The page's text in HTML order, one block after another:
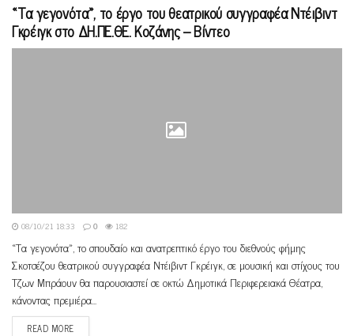
«Τα γεγονότα», το έργο του θεατρικού συγγραφέα Ντέιβιντ
Γκρέιγκ στο ΔΗ.ΠΕ.ΘΕ. Κοζάνης – Βίντεο
08/10/21 18:33 0 182
«Τα γεγονότα», το σπουδαίο και ανατρεπτικό έργο του διεθνούς φήμης
Σκoτσέζου θεατρικού συγγραφέα Ντέιβιντ Γκρέιγκ, σε μουσική και στίχους του
Τζων Μπράουν θα παρουσιαστεί σε οκτώ Δημοτικά Περιφερειακά Θέατρα,
κάνοντας πρεμιέρα...
READ MORE